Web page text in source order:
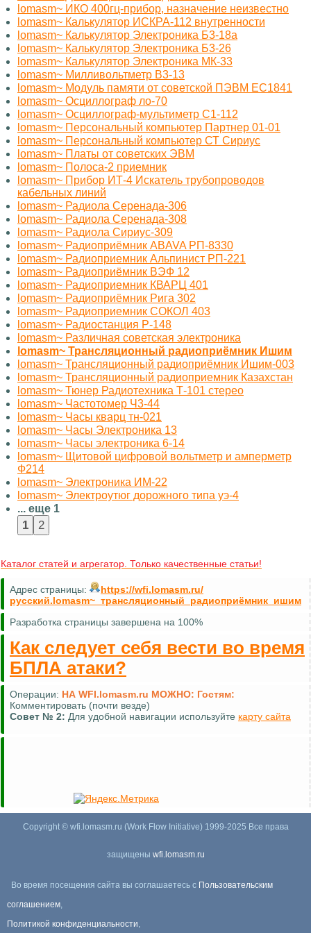
lomasm~ ИКО 400гц-прибор, назначение неизвестно
lomasm~ Калькулятор ИСКРА-112 внутренности
lomasm~ Калькулятор Электроника Б3-18а
lomasm~ Калькулятор Электроника Б3-26
lomasm~ Калькулятор Электроника МК-33
lomasm~ Милливольтметр B3-13
lomasm~ Модуль памяти от советской ПЭВМ ЕС1841
lomasm~ Осциллограф ло-70
lomasm~ Осциллограф-мультиметр С1-112
lomasm~ Персональный компьютер Партнер 01-01
lomasm~ Персональный компьютер СТ Сириус
lomasm~ Платы от советских ЭВМ
lomasm~ Полоса-2 приемник
lomasm~ Прибор ИТ-4 Искатель трубопроводов
кабельных линий
lomasm~ Радиола Серенада-306
lomasm~ Радиола Серенада-308
lomasm~ Радиола Сириус-309
lomasm~ Радиоприёмник ABAVA РП-8330
lomasm~ Радиоприемник Альпинист РП-221
lomasm~ Радиоприёмник ВЭФ 12
lomasm~ Радиоприемник КВАРЦ 401
lomasm~ Радиоприёмник Рига 302
lomasm~ Радиоприемник СОКОЛ 403
lomasm~ Радиостанция Р-148
lomasm~ Различная советская электроника
lomasm~ Трансляционный радиоприёмник Ишим
lomasm~ Трансляционный радиоприёмник Ишим-003
lomasm~ Трансляционный радиоприемник Казахстан
lomasm~ Тюнер Радиотехника Т-101 стерео
lomasm~ Частотомер Ч3-44
lomasm~ Часы кварц тн-021
lomasm~ Часы Электроника 13
lomasm~ Часы электроника 6-14
lomasm~ Щитовой цифровой вольтметр и амперметр
Ф214
lomasm~ Электроника ИМ-22
lomasm~ Электроутюг дорожного типа уэ-4
... еще 1
Каталог статей и агрегатор. Только качественные статьи!
Адрес страницы:
https://wfi.lomasm.ru/
русский.lomasm~_трансляционный_радиоприёмник_ишим
Разработка страницы завершена на 100%
Как следует себя вести во время
БПЛА атаки?
Операции: НА WFI.lomasm.ru МОЖНО: Гостям:
Комментировать (почти везде)
Совет № 2: Для удобной навигации используйте карту сайта
Copyright © wfi.lomasm.ru (Work Flow Initiative) 1999-2025 Все права
защищены wfi.lomasm.ru
Во время посещения сайта вы соглашаетесь с Пользовательским
соглашением,
Политикой конфиденциальности,